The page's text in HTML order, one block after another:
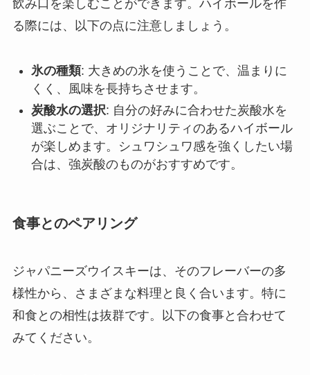
飲み口を楽しむことができます。ハイボールを作
る際には、以下の点に注意しましょう。
氷の種類: 大きめの氷を使うことで、温まりに
くく、風味を長持ちさせます。
炭酸水の選択: 自分の好みに合わせた炭酸水を
選ぶことで、オリジナリティのあるハイボール
が楽しめます。シュワシュワ感を強くしたい場
合は、強炭酸のものがおすすめです。
食事とのペアリング
ジャパニーズウイスキーは、そのフレーバーの多
様性から、さまざまな料理と良く合います。特に
和食との相性は抜群です。以下の食事と合わせて
みてください。